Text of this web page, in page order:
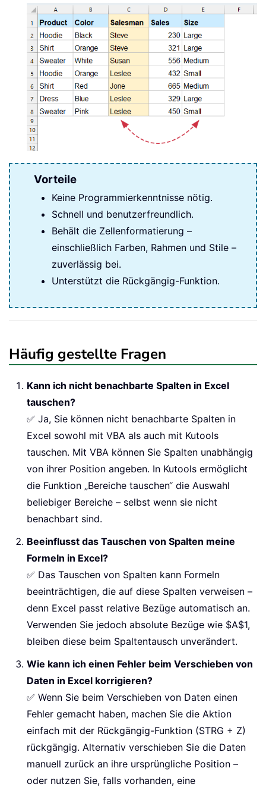
Vorteile
Keine Programmierkenntnisse nötig.
Schnell und benutzerfreundlich.
Behält die Zellenformatierung –
einschließlich Farben, Rahmen und Stile –
zuverlässig bei.
Unterstützt die Rückgängig-Funktion.
Häufig gestellte Fragen
Kann ich nicht benachbarte Spalten in Excel
tauschen?
✅ Ja, Sie können nicht benachbarte Spalten in
Excel sowohl mit VBA als auch mit Kutools
tauschen. Mit VBA können Sie Spalten unabhängig
von ihrer Position angeben. In Kutools ermöglicht
die Funktion „Bereiche tauschen“ die Auswahl
beliebiger Bereiche – selbst wenn sie nicht
benachbart sind.
Beeinflusst das Tauschen von Spalten meine
Formeln in Excel?
✅ Das Tauschen von Spalten kann Formeln
beeinträchtigen, die auf diese Spalten verweisen –
denn Excel passt relative Bezüge automatisch an.
Verwenden Sie jedoch absolute Bezüge wie $A$1,
bleiben diese beim Spaltentausch unverändert.
Wie kann ich einen Fehler beim Verschieben von
Daten in Excel korrigieren?
✅ Wenn Sie beim Verschieben von Daten einen
Fehler gemacht haben, machen Sie die Aktion
einfach mit der Rückgängig-Funktion (STRG + Z)
rückgängig. Alternativ verschieben Sie die Daten
manuell zurück an ihre ursprüngliche Position –
oder nutzen Sie, falls vorhanden, eine